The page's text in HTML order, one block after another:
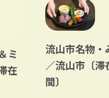
ミ
在
流山市名物・
／流山市〔
間〕